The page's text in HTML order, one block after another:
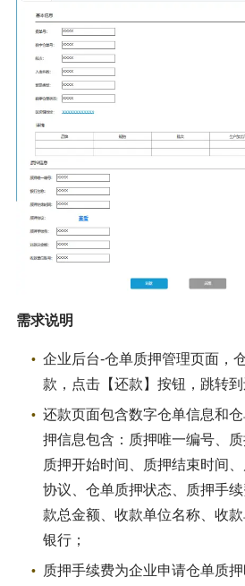
需求说明
企业后台-仓单质押管理页面，
款，点击【还款】按钮，跳转到
还款页面包含数字仓单信息和
押信息包含：质押唯一编号、质
质押开始时间、质押结束时间
协议、仓单质押状态、质押手
款总金额、收款单位名称、收
银行；
质押手续费为企业申请仓单质